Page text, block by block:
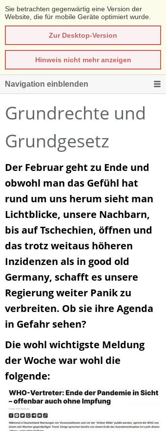
Sie betrachten gegenwärtig eine Version der
Website, die für mobile Geräte optimiert wurde.
Zur Desktop-Version
Hinweis nicht mehr anzeigen
Navigation einblenden
Grundrechte und
Grundgesetz
Der Februar geht zu Ende und
obwohl man das Gefühl hat
rund um uns herum sieht man
Lichtblicke, unsere Nachbarn,
bis auf Tschechien, öffnen und
das trotz weitaus höheren
Inzidenzen als in good old
Germany, schafft es unsere
Regierung weiter Panik zu
verbreiten. Ob sie ihre Agenda
in Gefahr sehen?
Die wohl wichtigste Meldung
der Woche war wohl die
folgende: